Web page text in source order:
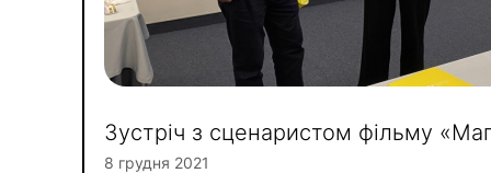
Зустріч з сценаристом фільму
8 грудня 2021